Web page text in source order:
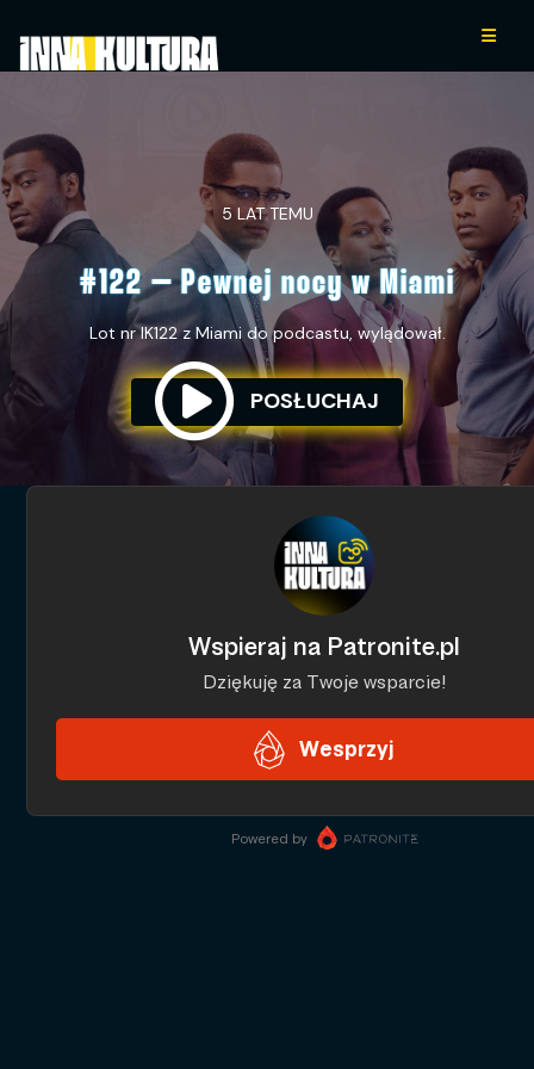
5 LAT TEMU
#122 – Pewnej nocy w Miami
Lot nr IK122 z Miami do podcastu, wylądował.
POSŁUCHAJ